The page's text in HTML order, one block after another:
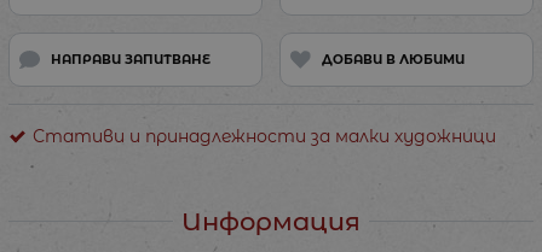
НАПРАВИ ЗАПИТВАНЕ ДОБАВИ В ЛЮБИМИ
Стативи и принадлежности за малки художници
Информация